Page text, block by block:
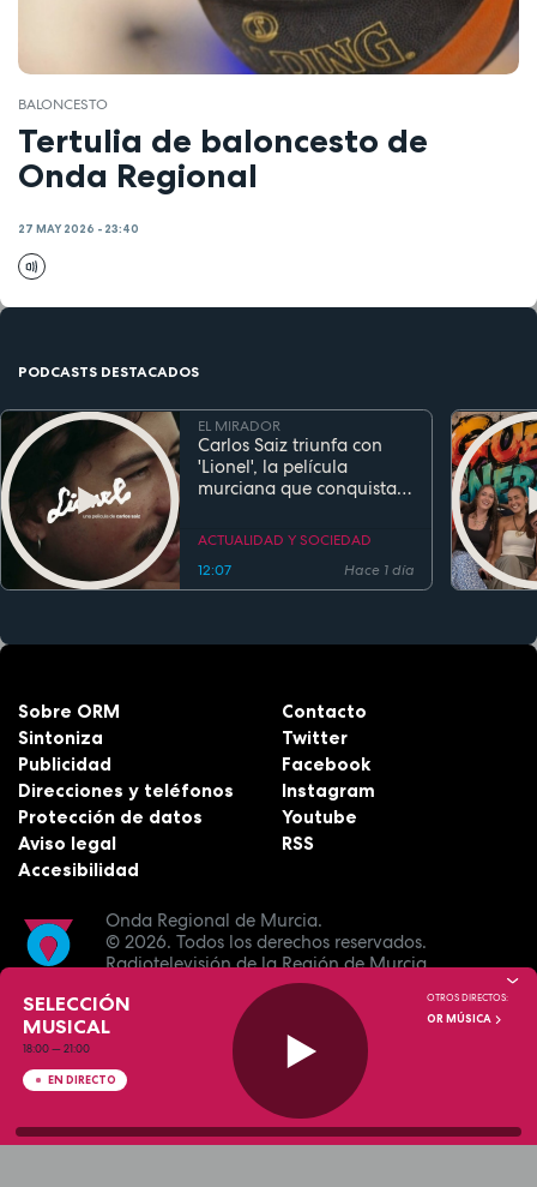
BALONCESTO
Tertulia de baloncesto de
Onda Regional
27 MAY 2026 - 23:40
PODCASTS DESTACADOS
EL MIRADOR
Carlos Saiz triunfa con
'Lionel', la película
murciana que conquista
estreno
ACTUALIDAD Y SOCIEDAD
12:07
Hace 1 día
Onda Regional de Murcia.
© 2026. Todos los derechos reservados.
Radiotelevisión de la Región de Murcia.
Sobre ORM
Sintoniza
Publicidad
Direcciones y teléfonos
Protección de datos
Aviso legal
Accesibilidad
Contacto
Twitter
Facebook
Instagram
Youtube
RSS
SELECCIÓN
MUSICAL
18:00—21:00
EN DIRECTO
OTROS DIRECTOS:
OR MÚSICA